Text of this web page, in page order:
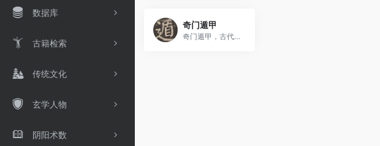
数据库
古籍检索
传统文化
玄学人物
阴阳术数
奇门遁甲
奇门遁甲，古代早期称之为遁甲，明清多称奇门